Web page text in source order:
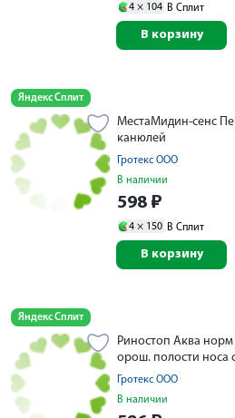
4 × 104 В Сплит
В корзину
Яндекс Сплит
МестаМидин-сенс
канюлей
Гротекс ООО
В наличии
598 ₽
4 × 150 В Сплит
В корзину
Яндекс Сплит
Риностоп Аква
орош. полости носа
Гротекс ООО
В наличии